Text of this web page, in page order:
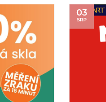
03
SRP